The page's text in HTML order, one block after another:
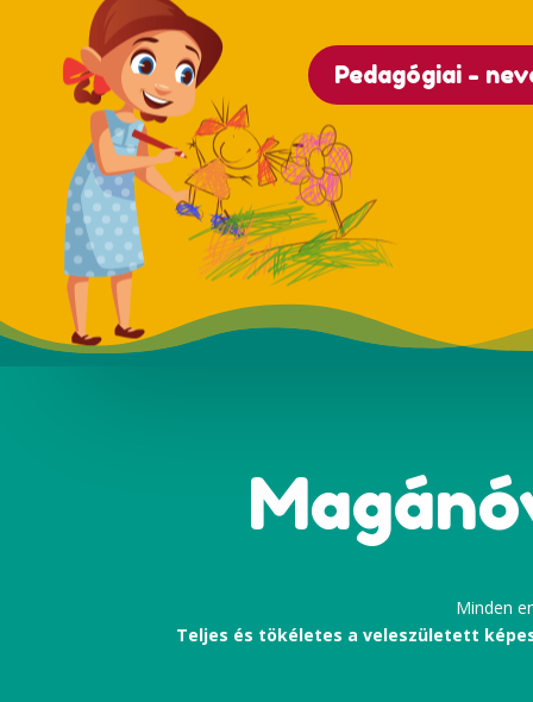
Pedagógiai -
Minden
Teljes és tökéletes a veleszületett